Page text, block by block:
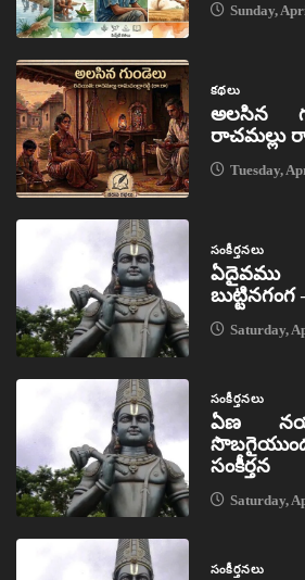
Sunday,
కథలు
అలసిన
రాచమల్లు
Tuesday,
సంకీర్తనలు
ఏదైవము
Saturday,
సంకీర్తనలు
ఏణ
సంకీర్తన
Saturday,
సంకీర్తనలు